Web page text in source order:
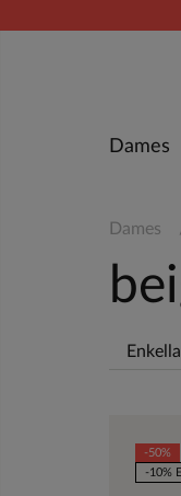
Dames
Dames
-50%
-10%